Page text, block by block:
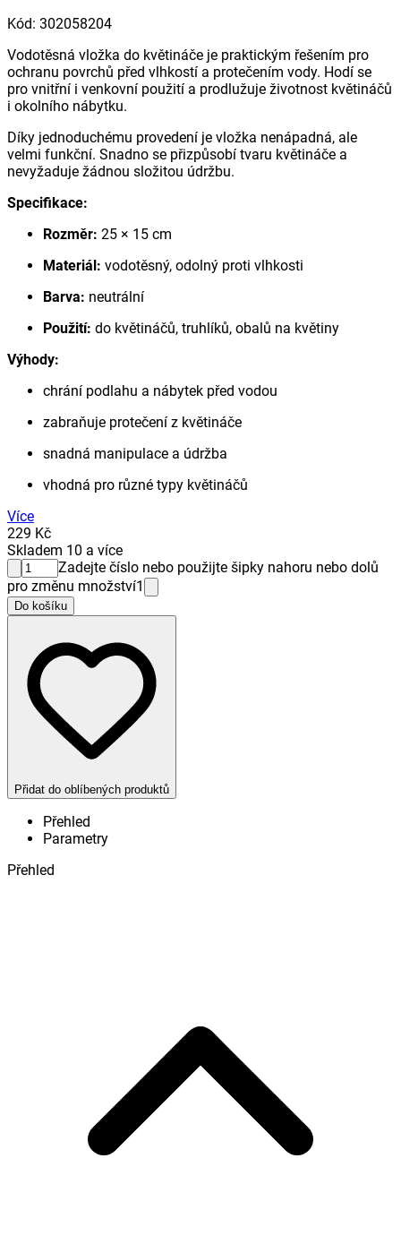
Kód: 302058204
Vodotěsná vložka do květináče je praktickým řešením pro
ochranu povrchů před vlhkostí a protečením vody. Hodí se
pro vnitřní i venkovní použití a prodlužuje životnost květináčů
i okolního nábytku.
Díky jednoduchému provedení je vložka nenápadná, ale
velmi funkční. Snadno se přizpůsobí tvaru květináče a
nevyžaduje žádnou složitou údržbu.
Specifikace:
Rozměr: 25 × 15 cm
Materiál: vodotěsný, odolný proti vlhkosti
Barva: neutrální
Použití: do květináčů, truhlíků, obalů na květiny
Výhody:
chrání podlahu a nábytek před vodou
zabraňuje protečení z květináče
snadná manipulace a údržba
vhodná pro různé typy květináčů
Více
229 Kč
Skladem 10 a více
Zadejte číslo nebo použijte šipky nahoru nebo dolů
pro změnu množství1
Do košíku
Přidat do oblíbených produktů
Přehled
Parametry
Přehled